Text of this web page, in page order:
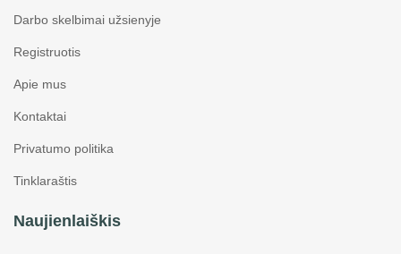
Darbo skelbimai užsienyje
Registruotis
Apie mus
Kontaktai
Privatumo politika
Tinklaraštis
Naujienlaiškis